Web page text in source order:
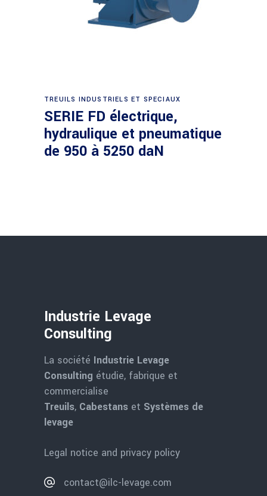
Demande de devis
TREUILS INDUSTRIELS ET SPECIAUX
SERIE FD électrique,
hydraulique et pneumatique
de 950 à 5250 daN
Industrie Levage
Consulting
La société Industrie Levage
Consulting étudie, fabrique et
commercialise
Treuils, Cabestans et Systèmes de
levage
Legal notice and privacy policy
contact@ilc-levage.com